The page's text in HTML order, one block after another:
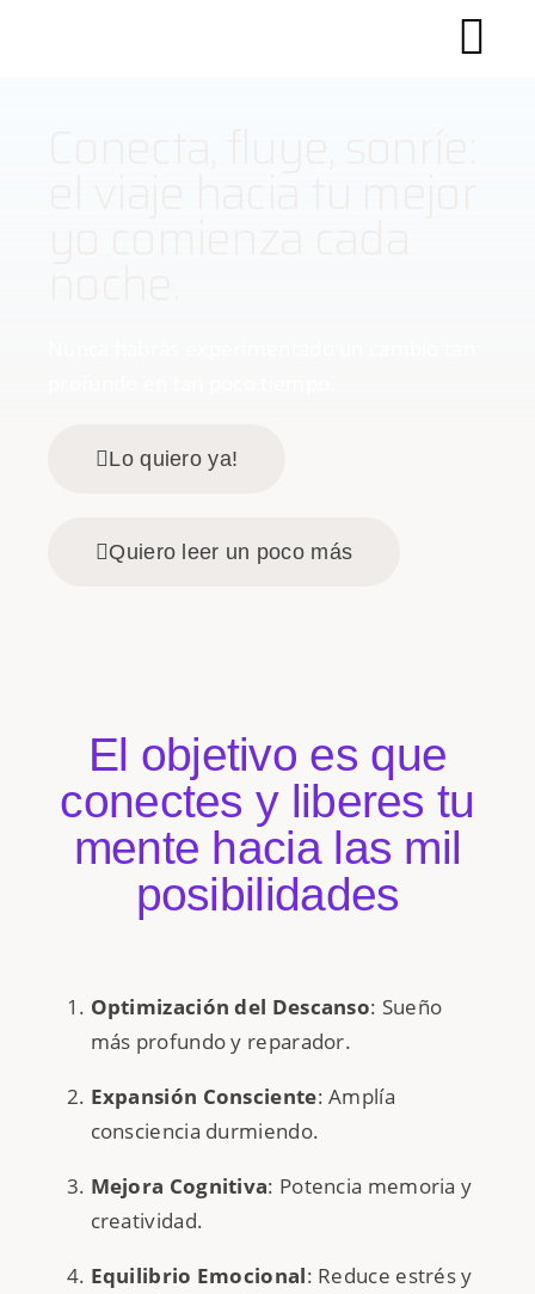
Lo quiero ya!
Quiero leer un poco más
El objetivo es que
conectes y liberes tu
mente hacia las mil
posibilidades
Optimización del Descanso: Sueño
más profundo y reparador.
Expansión Consciente: Amplía
consciencia durmiendo.
Mejora Cognitiva: Potencia memoria y
creatividad.
Equilibrio Emocional: Reduce estrés y